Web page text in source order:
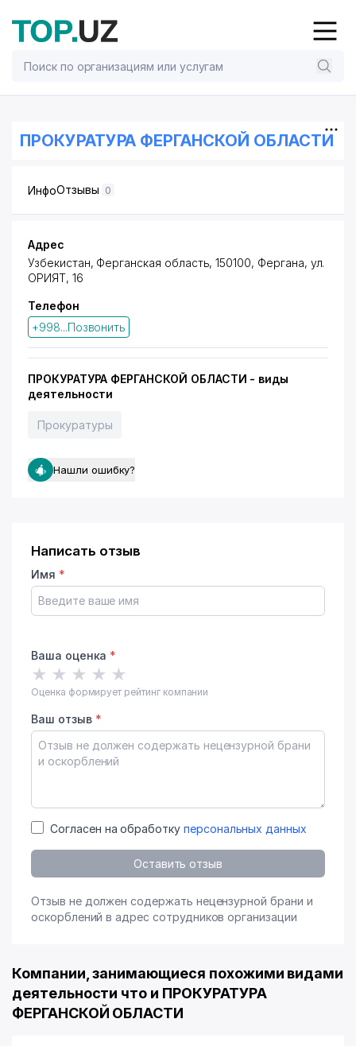
ПРОКУРАТУРА ФЕРГАНСКОЙ ОБЛАСТИ
ИнфоОтзывы 0
Адрес
Узбекистан, Ферганская область, 150100, Фергана, ул.
ОРИЯТ, 16
Телефон
+998...Позвонить
ПРОКУРАТУРА ФЕРГАНСКОЙ ОБЛАСТИ - виды
деятельности
Прокуратуры
Нашли ошибку?
Написать отзыв
Имя *
Ваша оценка *
★ ★ ★ ★ ★
Оценка формирует рейтинг компании
Ваш отзыв *
Согласен на обработку персональных данных
Оставить отзыв
Отзыв не должен содержать нецензурной брани и
оскорблений в адрес сотрудников организации
Компании, занимающиеся похожими видами
деятельности что и ПРОКУРАТУРА
ФЕРГАНСКОЙ ОБЛАСТИ